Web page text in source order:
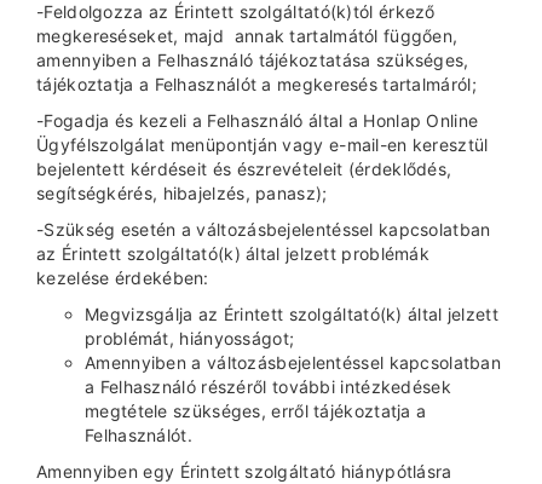
-Feldolgozza az Érintett szolgáltató(k)tól érkező
megkereséseket, majd annak tartalmától függően,
amennyiben a Felhasználó tájékoztatása szükséges,
tájékoztatja a Felhasználót a megkeresés tartalmáról;
-Fogadja és kezeli a Felhasználó által a Honlap Online
Ügyfélszolgálat menüpontján vagy e-mail-en keresztül
bejelentett kérdéseit és észrevételeit (érdeklődés,
segítségkérés, hibajelzés, panasz);
-Szükség esetén a változásbejelentéssel kapcsolatban
az Érintett szolgáltató(k) által jelzett problémák
kezelése érdekében:
Megvizsgálja az Érintett szolgáltató(k) által jelzett
problémát, hiányosságot;
Amennyiben a változásbejelentéssel kapcsolatban
a Felhasználó részéről további intézkedések
megtétele szükséges, erről tájékoztatja a
Felhasználót.
Amennyiben egy Érintett szolgáltató hiánypótlásra